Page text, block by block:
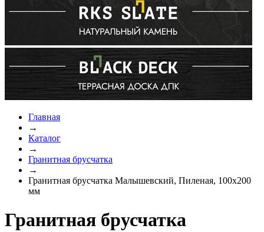
Главная
→
Каталог
→
Гранитная брусчатка
→
Гранитная брусчатка Малышевский, Пиленая, 100х200
мм
Гранитная брусчатка